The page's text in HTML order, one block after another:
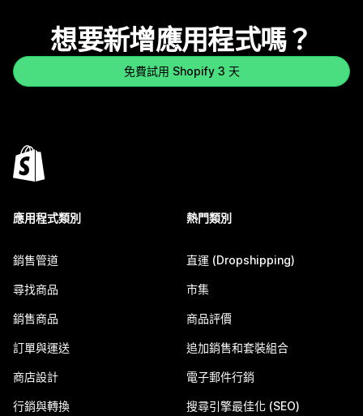
想要新增應用程式嗎？
免費試用 Shopify 3 天
應用程式類別
銷售管道
尋找商品
銷售商品
訂單與運送
商店設計
行銷與轉換
熱門類別
直運 (Dropshipping)
市集
商品評價
追加銷售和套裝組合
電子郵件行銷
搜尋引擎最佳化 (SEO)